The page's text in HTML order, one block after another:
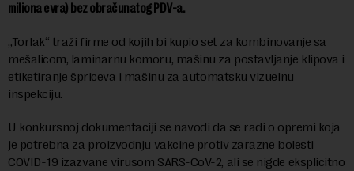
miliona evra) bez obračunatog PDV-a.
„Torlak“ traži firme od kojih bi kupio set za kombinovanje sa
mešalicom, laminarnu komoru, mašinu za postavljanje klipova i
etiketiranje špriceva i mašinu za automatsku vizuelnu
inspekciju.
U konkursnoj dokumentaciji se navodi da se radi o opremi koja
je potrebna za proizvodnju vakcine protiv zarazne bolesti
COVID-19 izazvane virusom SARS-CoV-2, ali se nigde eksplicitno